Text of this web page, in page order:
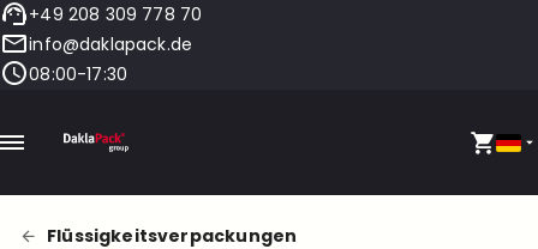
+49 208 309 778 70
info@daklapack.de
08:00-17:30
Flüssigkeitsverpackungen